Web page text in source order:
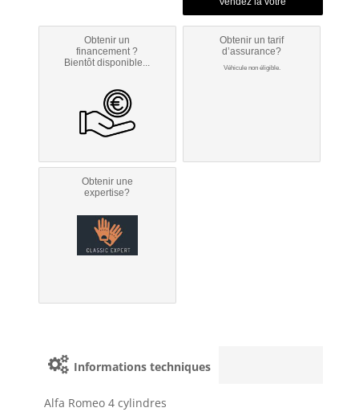
Obtenir un
financement ?
Bientôt disponible...
Obtenir un tarif
d’assurance?
Véhicule non éligible.
Obtenir une
expertise?
Informations techniques
Alfa Romeo 4 cylindres